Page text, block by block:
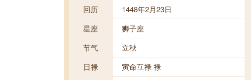
回历
1448年2月23日
星座
狮子座
节气
立秋
日禄
寅命互禄 禄